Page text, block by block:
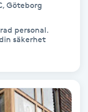
, Göteborg
personal.
säkerhet